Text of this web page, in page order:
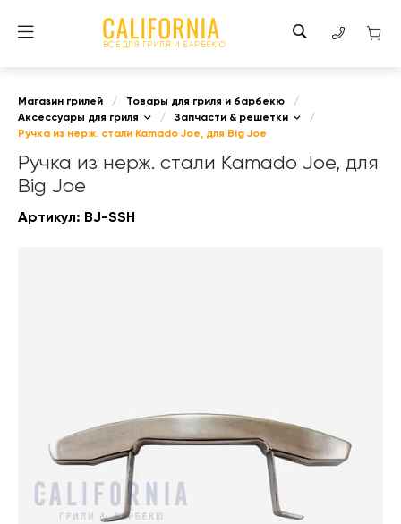
ВСЕ ДЛЯ ГРИЛЯ И БАРБЕКЮ
Магазин грилей / Товары для гриля и барбекю
/
Аксессуары для гриля
/ Запчасти & решетки
/
Ручка из нерж. стали Kamado Joe, для Big Joe
Ручка из нерж. стали Kamado Joe, для
Big Joe
Артикул: BJ-SSH